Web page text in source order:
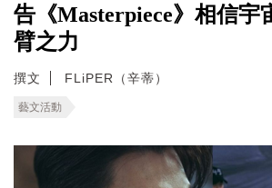
告《Masterpiece》相信宇
臂之力
撰文 FLiPER（辛蒂）
藝文活動